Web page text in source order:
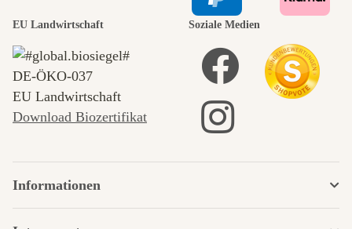
EU Landwirtschaft
DE‑ÖKO‑037
EU Landwirtschaft
Download Biozertifikat
Soziale Medien
Informationen